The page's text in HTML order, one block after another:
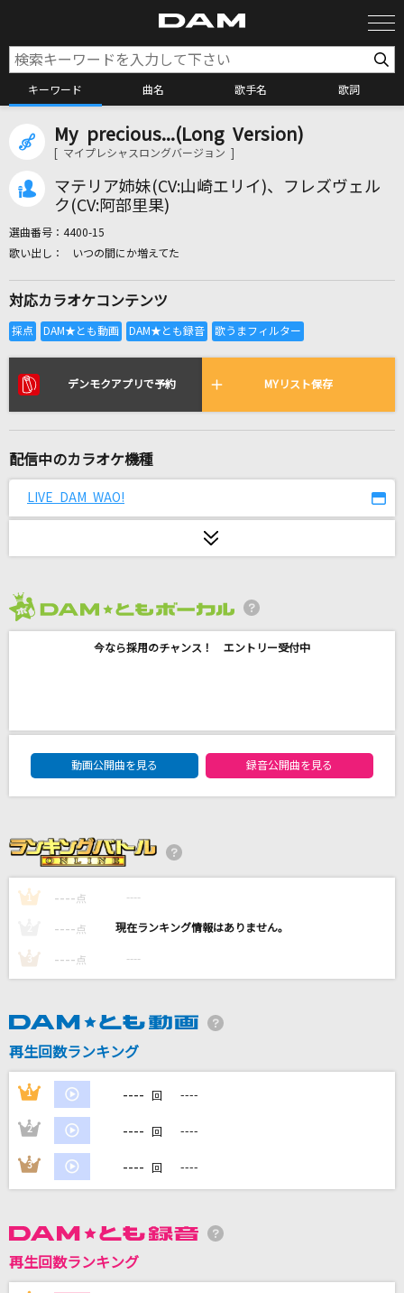
キーワード 曲名 歌手名 歌詞
カラオケ検索
カラオケ店舗検索
カラオケリクエスト
全国りれき
ロストワードクロニカル
IRIS OUT(ビデオクリップバージョン)
米津玄師
なごり雨
[生音]晴る
ヨルシカ
米津玄師
[生音]ロックンロール・ウィドウ
夢をあきらめないで
[生音]ジュリア
河村隆一
もっと見る
カラオケ最新情報をチェック！
DAMに会員登録・ログインして
カラオケをもっと楽しもう！
My precious...(Long Version)
[ マイプレシャスロングバージョン ]
マテリア姉妹(CV:山崎エリイ)、フレズヴェル
ク(CV:阿部里果)
選曲番号： 4400-15
いつの間にか増えてた
対応カラオケコンテンツ
デンモクアプリで予約 MYリスト保存
配信中のカラオケ機種
LIVE DAM WAO!
今なら採用のチャンス！ エントリー受付中
DAM★ともボーカルエントリーランキング
動画公開曲を見る
録音公開曲を見る
1 ---- 点 ----
---- 点 ----
3 ---- 点 ----
再生回数ランキング
1 ---- 回 ----
2 ---- 回 ----
3 ---- 回 ----
再生回数ランキング